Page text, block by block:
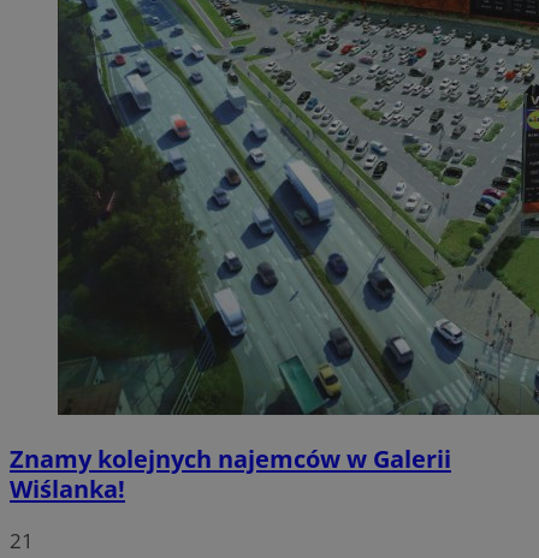
Znamy kolejnych najemców w Galerii
Wiślanka!
21